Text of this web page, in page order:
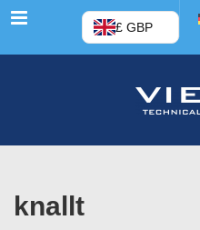
Menü £ GBP
knallt